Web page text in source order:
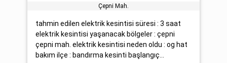
Çepni̇ Mah.
tahmin edilen elektrik kesintisi süresi : 3 saat
elektrik kesintisi yaşanacak bölgeler : çepni
çepni mah. elektrik kesintisi neden oldu : og hat
bakım ilçe : bandırma kesinti başlangıç...